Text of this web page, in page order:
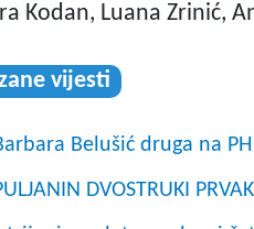
Kodan, Luana Zrinić,
vijesti
Belušić druga na
DVOSTRUKI